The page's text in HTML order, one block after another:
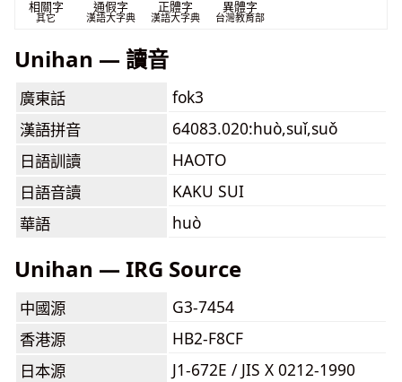
相關字
其它
通假字
漢語大字典
正體字
漢語大字典
異體字
台灣教育部
Unihan — 讀音
廣東話
fok3
漢語拼音
64083.020:huò,suǐ,suǒ
日語訓讀
HAOTO
日語音讀
KAKU SUI
華語
huò
Unihan — IRG Source
中國源
G3-7454
香港源
HB2-F8CF
日本源
J1-672E / JIS X 0212-1990